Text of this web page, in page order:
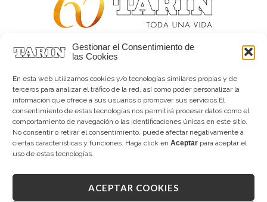
Gestionar el Consentimiento de
las Cookies
En esta web utilizamos cookies y/o tecnologías similares propias y de
terceros para analizar el tráfico de la red, así como poder personalizar la
información que ofrece a sus usuarios o promover sus servicios.El
consentimiento de estas tecnologías nos permitirá procesar datos como el
comportamiento de navegación o las identificaciones únicas en este sitio.
No consentir o retirar el consentimiento, puede afectar negativamente a
ciertas características y funciones. Haga click en Aceptar para aceptar el
uso de estas tecnologías.
ACEPTAR COOKIES
Alta joyería desde 1963
Tarín Magazine
Contacto
Copyright © 2026 Tarín Joyeros